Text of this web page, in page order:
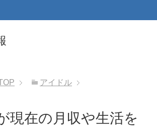
アイドル
現在の月収や生活を